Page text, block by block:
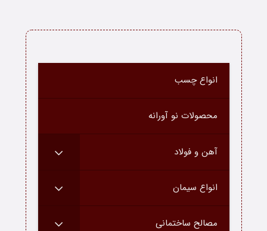
خانه
درباره ما
ارتباط با ما
دسته محصولات
بلاگ
انواع چسب
محصولات نو آورانه
آهن و فولاد
انواع سیمان
مصالح ساختمانی